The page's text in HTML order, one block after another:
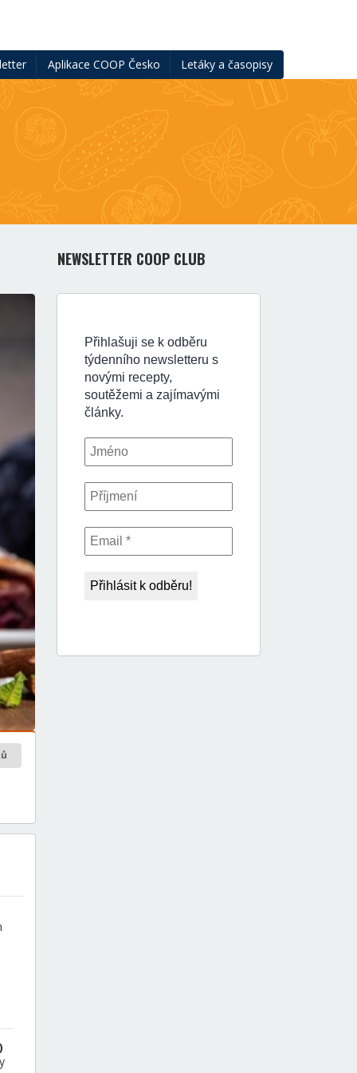
Aplikace COOP Česko Letáky a časopisy
NEWSLETTER COOP CLUB